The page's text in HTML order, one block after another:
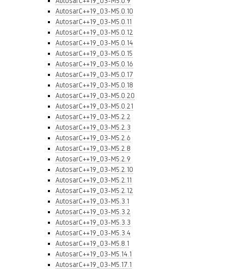
AutosarC++19_03-M5.0.10
AutosarC++19_03-M5.0.11
AutosarC++19_03-M5.0.12
AutosarC++19_03-M5.0.14
AutosarC++19_03-M5.0.15
AutosarC++19_03-M5.0.16
AutosarC++19_03-M5.0.17
AutosarC++19_03-M5.0.18
AutosarC++19_03-M5.0.20
AutosarC++19_03-M5.0.21
AutosarC++19_03-M5.2.2
AutosarC++19_03-M5.2.3
AutosarC++19_03-M5.2.6
AutosarC++19_03-M5.2.8
AutosarC++19_03-M5.2.9
AutosarC++19_03-M5.2.10
AutosarC++19_03-M5.2.11
AutosarC++19_03-M5.2.12
AutosarC++19_03-M5.3.1
AutosarC++19_03-M5.3.2
AutosarC++19_03-M5.3.3
AutosarC++19_03-M5.3.4
AutosarC++19_03-M5.8.1
AutosarC++19_03-M5.14.1
AutosarC++19_03-M5.17.1